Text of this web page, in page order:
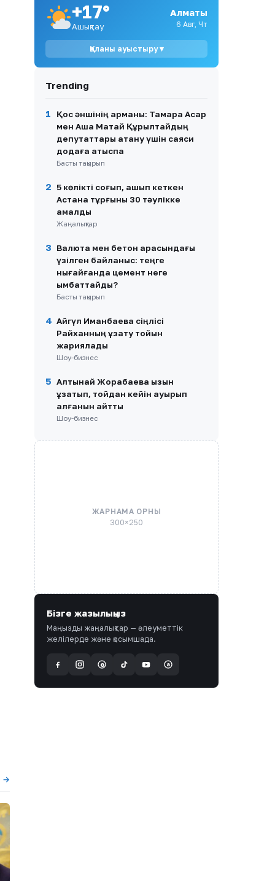
→
8
Айгүл Иманбаева Алтынай
Жорабаеваның қызының
тойына неге бармағанын
түсіндірді
министрі мемлекеттік грант
10
Ақмола облысында банктік
несиелермен алаяқтық
жасаған 21 адамға үкім
шықты
+17°
Ашықтау
Алматы
6 Авг, Чт
Қаланы ауыстыру ▾
Trending
1
Қос әншінің арманы: Тамара Асар
мен Аша Матай Құрылтайдың
депутаттары атану үшін саяси
додаға қатыспақ
Басты тақырып
2
5 көлікті соғып, қашып кеткен
Астана тұрғыны 30 тәулікке
қамалды
Жаңалықтар
3
Валюта мен бетон арасындағы
үзілген байланыс: теңге
нығайғанда цемент неге
қымбаттайды?
Басты тақырып
4 Айгүл Иманбаева сіңлісі
Райханның ұзату тойын
жариялады
Шоу-бизнес
5 Алтынай Жорабаева қызын
ұзатып, тойдан кейін ауырып
қалғанын айтты
Шоу-бизнес
ЖАРНАМА ОРНЫ
300×250
Бізге жазылыңыз
Маңызды жаңалықтар — әлеуметтік
желілерде және қосымшада.
@ a